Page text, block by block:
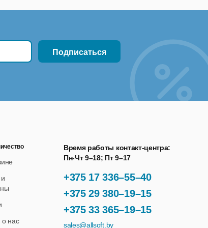
+375 17 336–55–40
+375 29 380–19–15
+375 33 365–19–15
Время работы контакт-центра:
Пн-Чт 9–18; Пт 9–17
sales@allsoft.by
нас